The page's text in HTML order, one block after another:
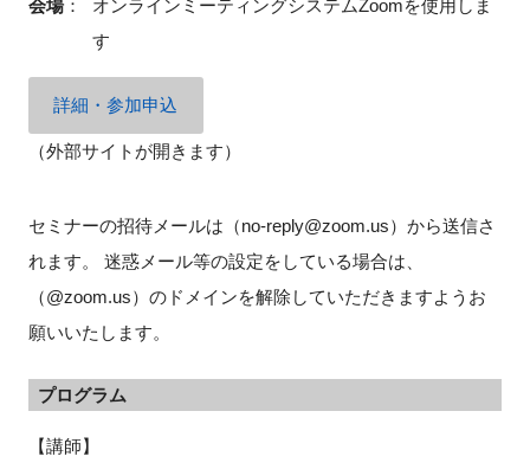
会場：
オンラインミーティングシステムZoomを使用しま
す
詳細・参加申込
（外部サイトが開きます）
セミナーの招待メールは（no-reply@zoom.us）から送信さ
れます。 迷惑メール等の設定をしている場合は、
（@zoom.us）のドメインを解除していただきますようお
願いいたします。
プログラム
【講師】